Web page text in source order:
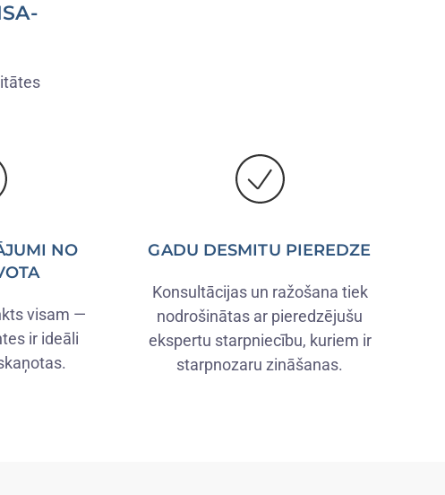
NO
visam —
ir ideāli
GADU DESMITU PIEREDZE
Konsultācijas un ražošana tiek
nodrošinātas ar pieredzējušu
ekspertu starpniecību, kuriem ir
starpnozaru zināšanas.